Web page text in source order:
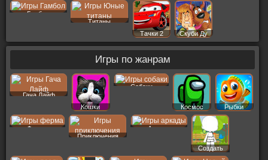
Гамбол
Титаны
Тачки 2
Скуби Ду
Игры по жанрам
Гача Лайф
Кошки
Собаки
Космос Рыбки
Ферма
Приключения
Аркады
Создать
Пер